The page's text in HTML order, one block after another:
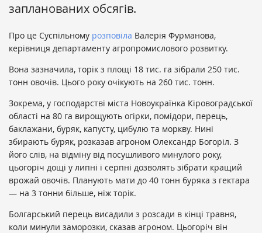
запланованих обсягів.
Про це Суспільному розповіла Валерія Фурманова,
керівниця департаменту агропромислового розвитку.
Вона зазначила, торік з площі 18 тис. га зібрали 250 тис.
тонн овочів. Цього року очікують на 260 тис. тонн.
Зокрема, у господарстві міста Новоукраїнка Кіровоградської
області на 80 га вирощують огірки, помідори, перець,
баклажани, буряк, капусту, цибулю та моркву. Нині
збирають буряк, розказав агроном Олександр Богоріл. З
його слів, на відміну від посушливого минулого року,
цьогоріч дощі у липні і серпні дозволять зібрати кращий
врожай овочів. Планують мати до 40 тонн буряка з гектара
— на 3 тонни більше, ніж торік.
Болгарський перець висадили з розсади в кінці травня,
коли минули заморозки, сказав агроном. Цьогоріч він